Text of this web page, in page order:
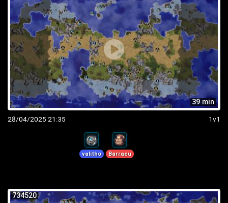
39 min
28/04/2025 21:35 1v1
valitho Barracu
734520